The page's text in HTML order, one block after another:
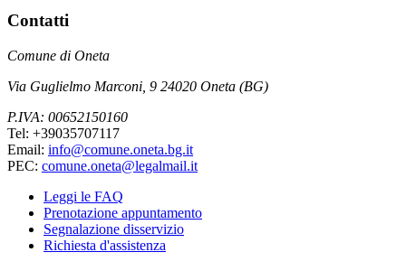
Contatti
Comune di Oneta
Via Guglielmo Marconi, 9 24020 Oneta (BG)
P.IVA: 00652150160
Tel: +39035707117
Email: info@comune.oneta.bg.it
PEC: comune.oneta@legalmail.it
Leggi le FAQ
Prenotazione appuntamento
Segnalazione disservizio
Richiesta d'assistenza